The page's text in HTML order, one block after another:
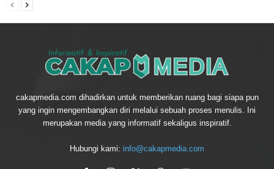
cakapmedia.com dihadirkan untuk memberikan ruang bagi siapa pun
yang ingin mengembangkan diri melalui sebuah proses menulis. Ini
merupakan media yang informatif sekaligus inspiratif.
Hubungi kami: info@cakapmedia.com